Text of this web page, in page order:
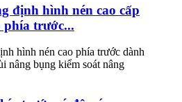
định hình nén cao cấp
phía trước...